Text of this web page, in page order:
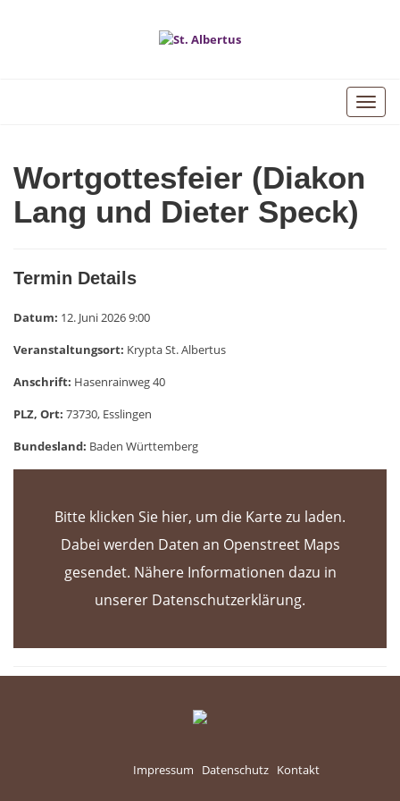
Toggle
Wortgottesfeier (Diakon
Lang und Dieter Speck)
Termin Details
Datum: 12. Juni 2026 9:00
Veranstaltungsort: Krypta St. Albertus
Anschrift: Hasenrainweg 40
PLZ, Ort: 73730, Esslingen
Bundesland: Baden Württemberg
Impressum Datenschutz Kontakt